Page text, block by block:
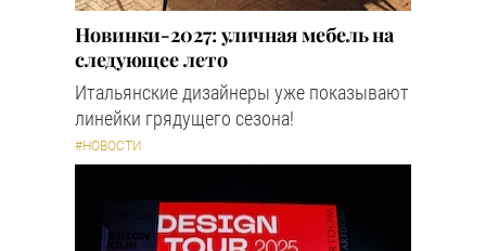
Новинки-2027: уличная мебель на
следующее лето
Итальянские дизайнеры уже показывают
линейки грядущего сезона!
#НОВОСТИ